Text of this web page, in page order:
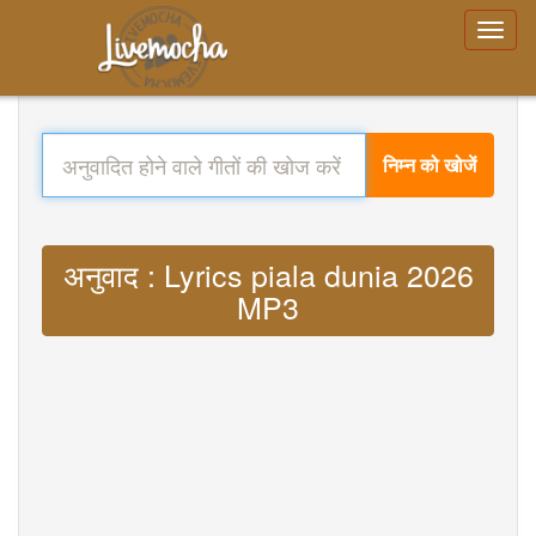
निम्न को खोजें
अनुवाद : Lyrics piala dunia 2026
MP3